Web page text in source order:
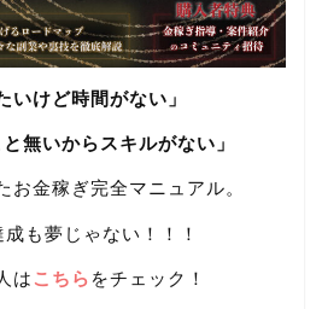
いけど時間がない」
無いからスキルがない」
お金稼ぎ完全マニュアル。
も夢じゃない！！！
は こちら をチェック！